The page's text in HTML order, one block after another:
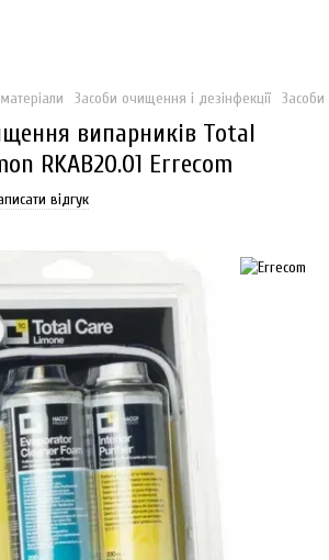
Засоби очищення і дезінфекції Засоби
випарників Total
RKAB20.01 Errecom
відгук